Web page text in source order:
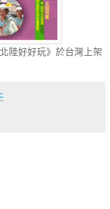
陸好好玩》於台灣上架